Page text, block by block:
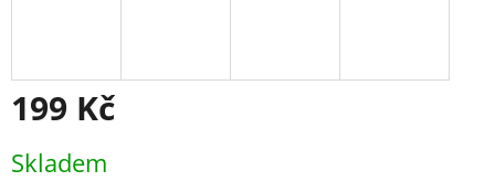
199 Kč
cena:
Skladem